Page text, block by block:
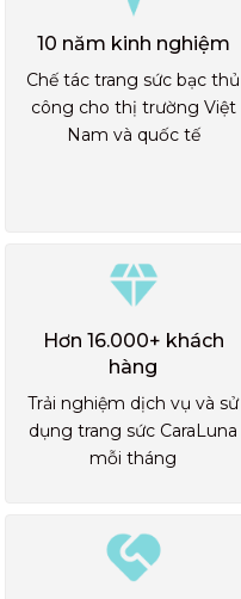
10 năm kinh nghiệm
Chế tác trang sức bạc thủ
công cho thị trường Việt
Nam và quốc tế
Hơn 16.000+ khách
hàng
Trải nghiệm dịch vụ và sử
dụng trang sức CaraLuna
mỗi tháng